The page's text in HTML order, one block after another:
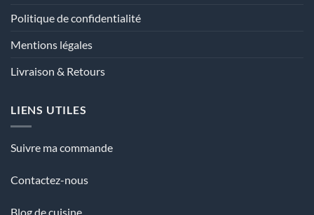
Politique de confidentialité
Mentions légales
Livraison & Retours
LIENS UTILES
Suivre ma commande
Contactez-nous
Blog de cuisine